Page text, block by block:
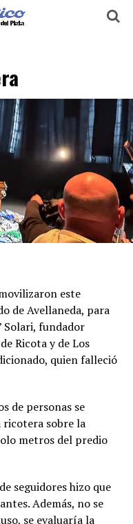
este
de Avellaneda, para
Solari, fundador
Ricota y de Los
quien falleció
de personas se
sobre la
metros del predio
seguidores hizo que
Además, no se
se evaluaría la